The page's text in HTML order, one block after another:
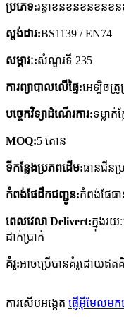
ប្រភេទ:រន្ទាខនខនខនខនខន
ស្តង់ដារ:BS1139 / EN74
សម្ភារៈ:សំណួរទី 235
ការព្យាបាលលើផ្ទៃ:អេឡិចត្រូ
បច្ចេកវិទ្យាដំណើរការ:ទម្លាក់ក្
MOQ:5 តោន
ទីកន្លែងប្រភពដើម:ធានជីន
កំពង់ផែដឹកជញ្ជូន:កំពង់ផែធ
ពេលវេលា Delivert:ក្នុងរយ
ដាក់ប្រាក់
គំរូ:អាចប្រើបានគំរូដោយឥតគិ
ការសើបអង្កេត ផ្ញើអ៊ីមែលម